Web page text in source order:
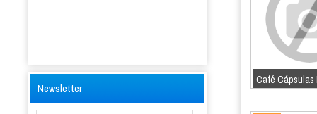
Newsletter
Café Cápsulas